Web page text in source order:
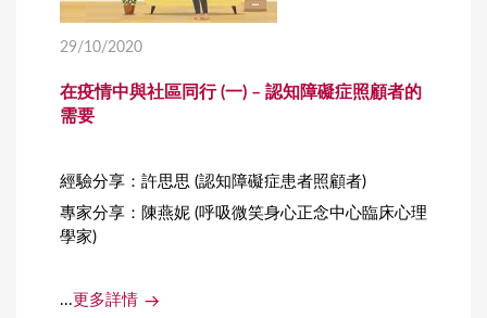
29/10/2020
在疫情中與社區同行 (一) – 認知障礙症照顧者的
需要
經驗分享：許思思 (認知障礙症患者照顧者)
專家分享：陳燕妮 (呼吸微笑身心正念中心臨床心理
學家)
... 更多詳情